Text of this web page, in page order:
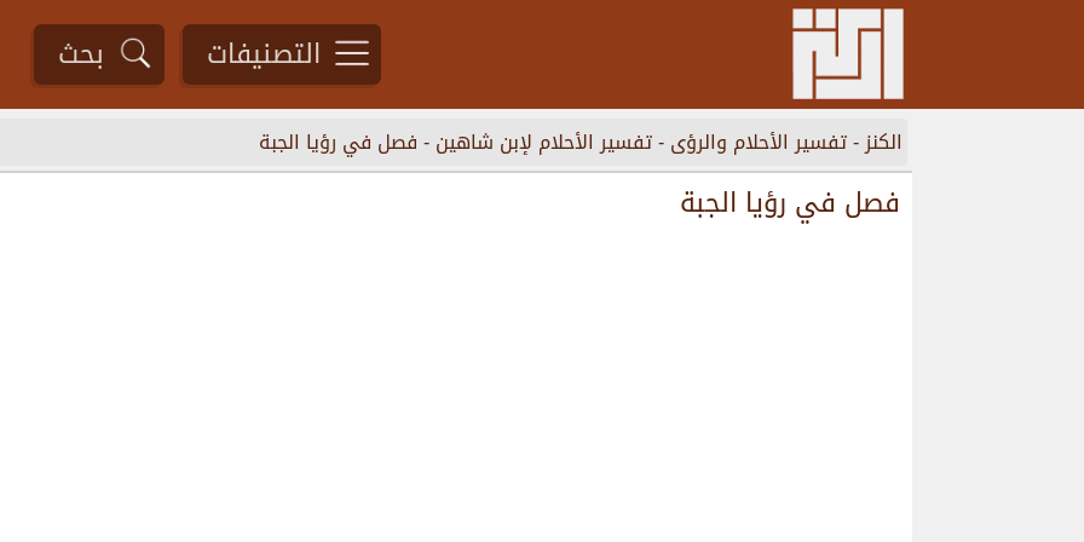
التصنيفات بحث
الكنز-تفسير الأحلام والرؤى-تفسير الأحلام لإبن شاهين-فصل في رؤيا الجبة
فصل في رؤيا الجبة